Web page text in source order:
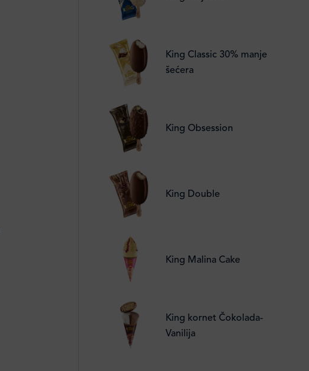
King Classic 30% manje
šećera
King Obsession
King Double
King Malina Cake
King kornet Čokolada-
Vanilija